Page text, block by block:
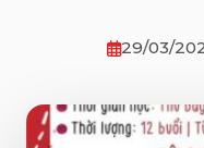
29/03/